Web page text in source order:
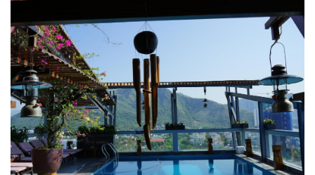
南
最
好
的
合
作
夥
伴！
越